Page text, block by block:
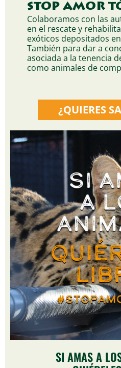
STOP AMOR
Colaboramos con las
en el rescate y
exóticos depositados
También para dar a
asociada a la tenencia
como animales de
¿QUIERES
SI AMAS A